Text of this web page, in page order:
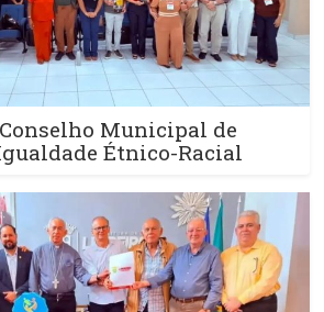
Municipal de
Étnico-Racial